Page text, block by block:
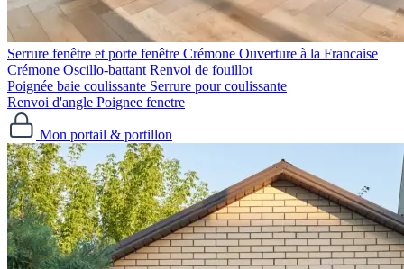
Serrure fenêtre et porte fenêtre Crémone Ouverture à la Francaise
Crémone Oscillo-battant Renvoi de fouillot
Poignée baie coulissante Serrure pour coulissante
Renvoi d'angle Poignee fenetre
Mon portail & portillon